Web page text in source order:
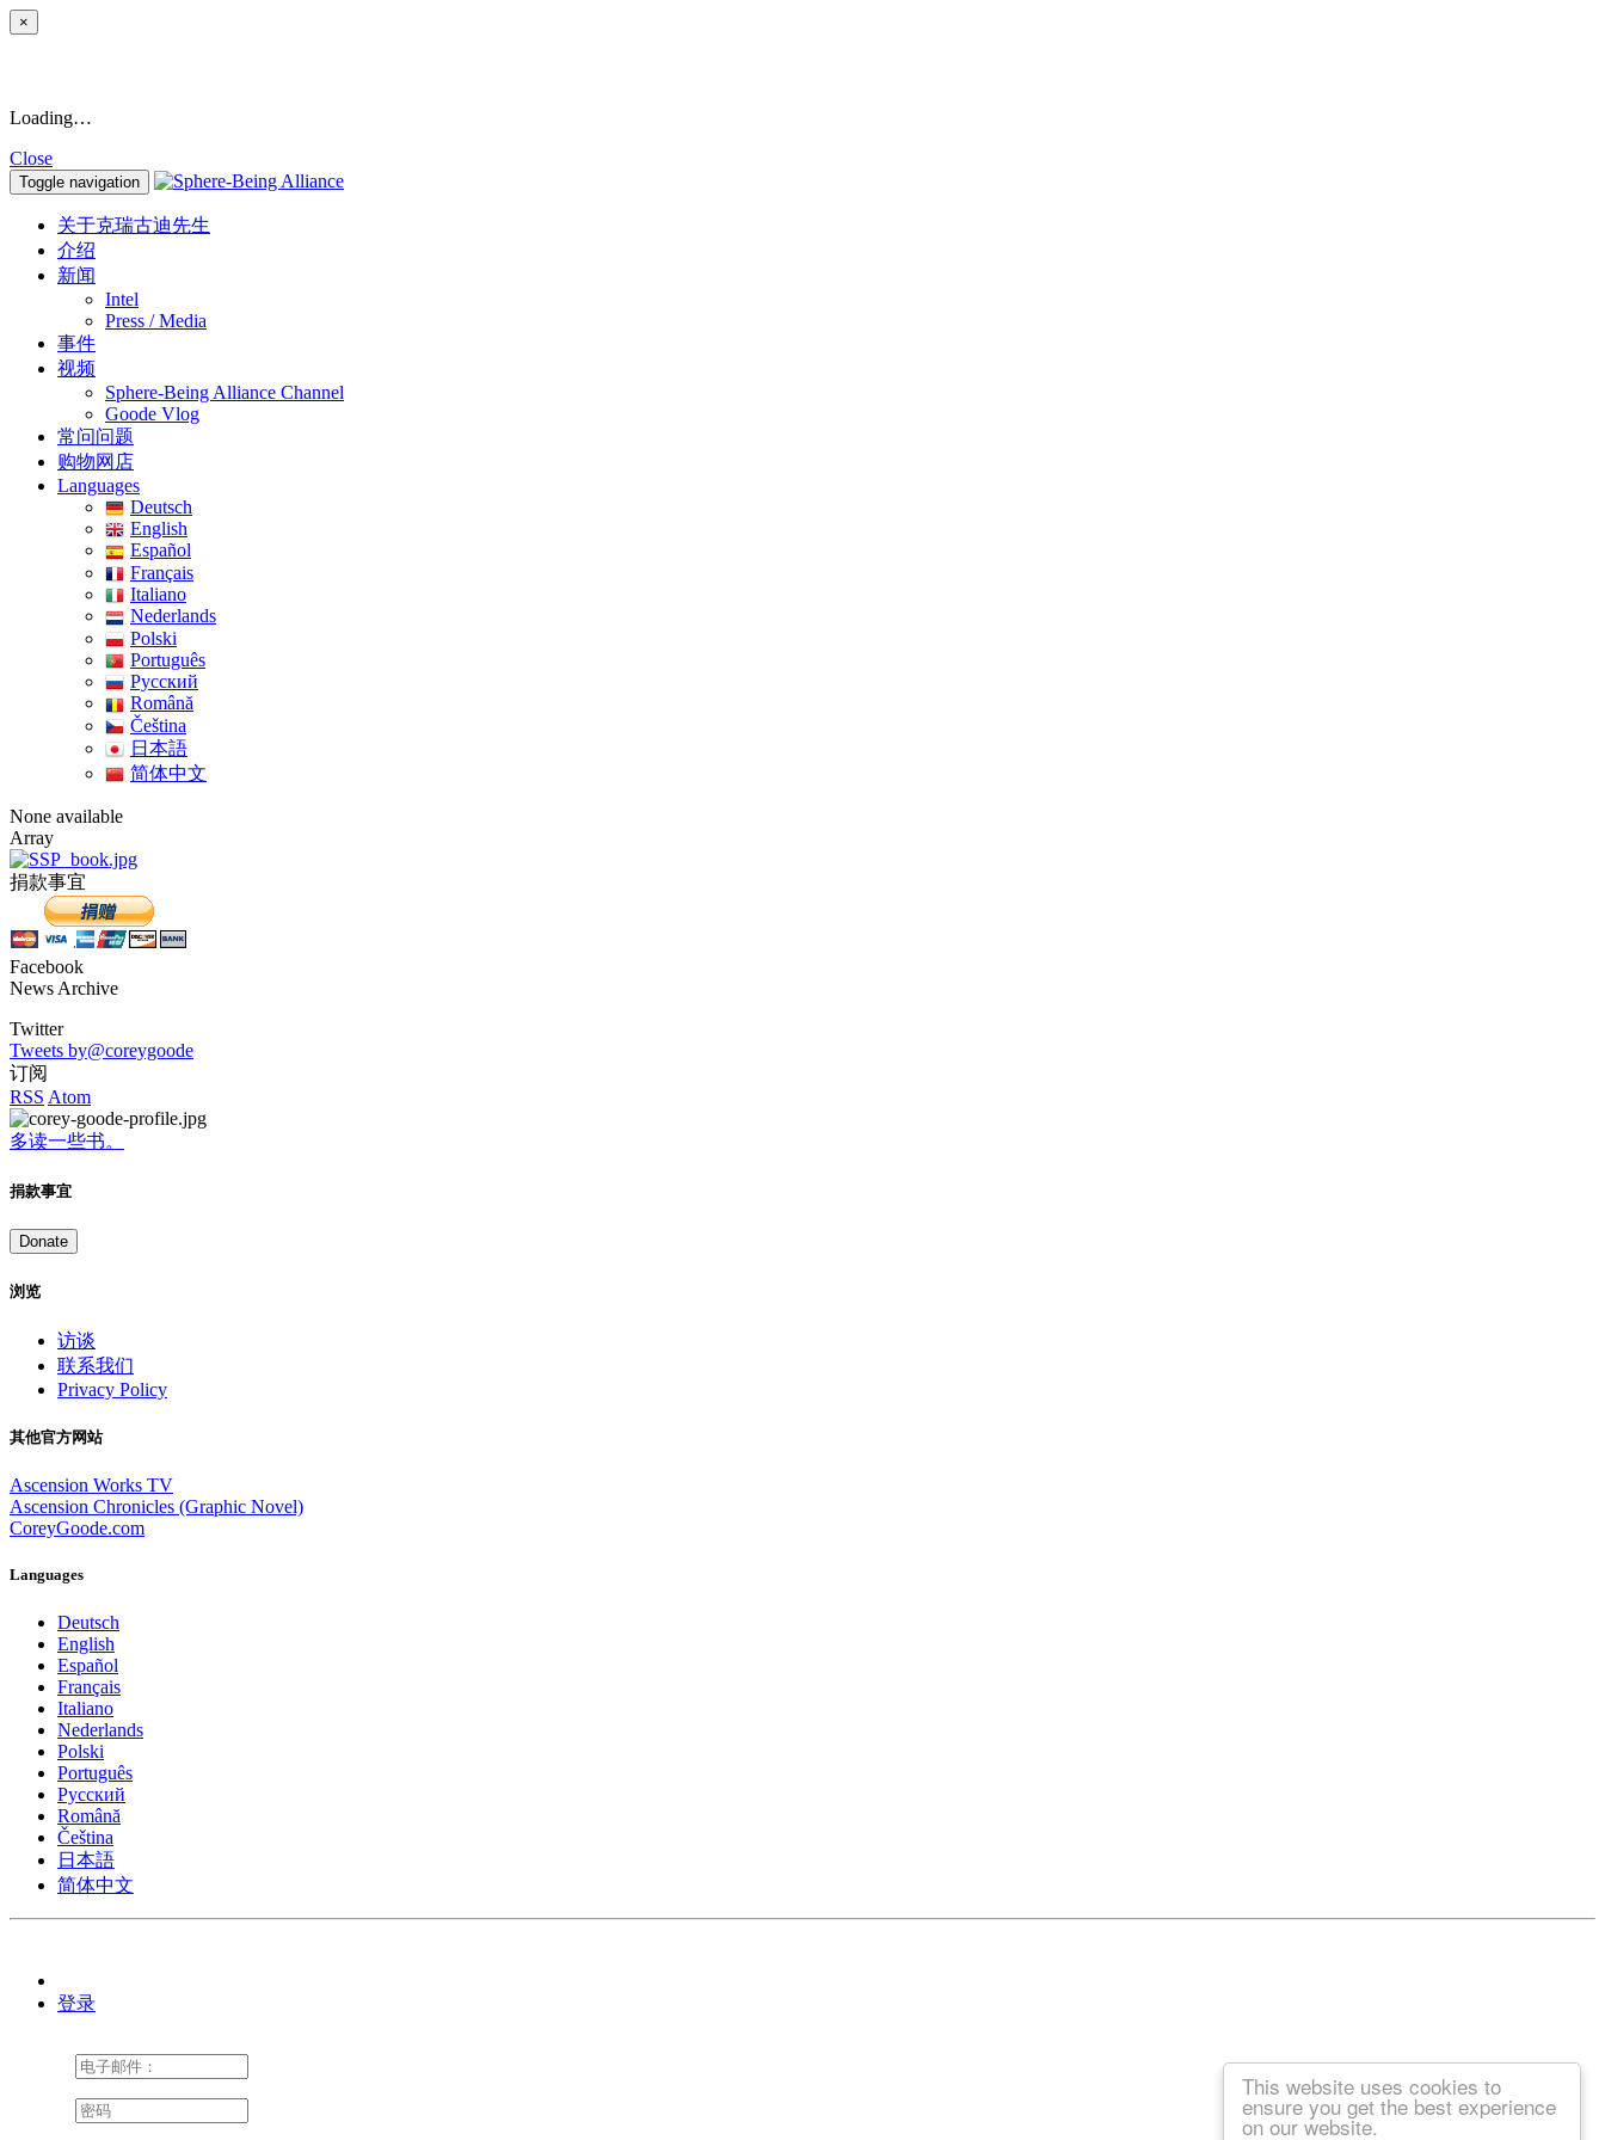
This website uses cookies to
ensure you get the best experience
on our website.
×
Loading…
Close
Toggle navigation
关于克瑞古迪先生
介绍
新闻
Intel
Press / Media
事件
视频
Sphere-Being Alliance Channel
Goode Vlog
常问问题
购物网店
Languages
Deutsch
English
Español
Français
Italiano
Nederlands
Polski
Português
Pусский
Română
Čeština
日本語
简体中文
None available
Array
捐款事宜
Facebook
News Archive
Twitter
Tweets by@coreygoode
订阅
RSS Atom
多读一些书。
捐款事宜
Donate
浏览
访谈
联系我们
Privacy Policy
其他官方网站
Ascension Works TV
Ascension Chronicles (Graphic Novel)
CoreyGoode.com
Languages
Deutsch
English
Español
Français
Italiano
Nederlands
Polski
Português
Pусский
Română
Čeština
日本語
简体中文
登录